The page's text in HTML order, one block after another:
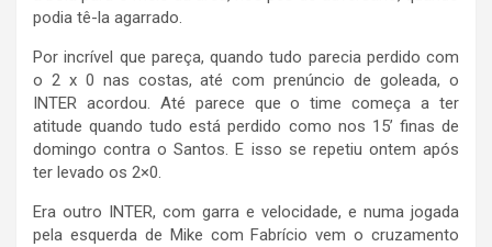
podia tê-la agarrado.
Por incrível que pareça, quando tudo parecia perdido com
o 2 x 0 nas costas, até com prenúncio de goleada, o
INTER acordou. Até parece que o time começa a ter
atitude quando tudo está perdido como nos 15’ finas de
domingo contra o Santos. E isso se repetiu ontem após
ter levado os 2×0.
Era outro INTER, com garra e velocidade, e numa jogada
pela esquerda de Mike com Fabrício vem o cruzamento